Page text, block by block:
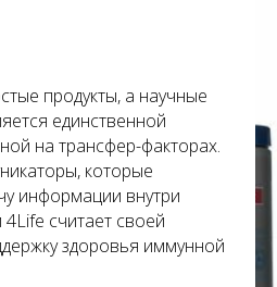
продукты, а научные
единственной
на трансфер-факторах.
которые
информации внутри
считает своей
здоровья иммунной